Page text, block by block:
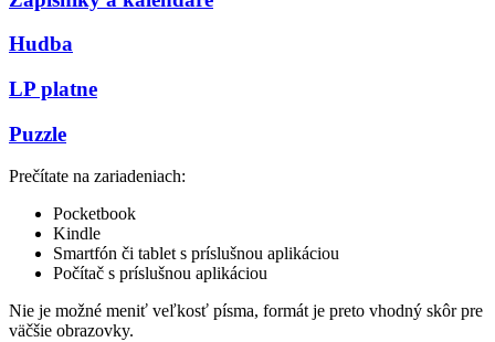
Hudba
LP platne
Puzzle
Prečítate na zariadeniach:
Pocketbook
Kindle
Smartfón či tablet s príslušnou aplikáciou
Počítač s príslušnou aplikáciou
Nie je možné meniť veľkosť písma, formát je preto vhodný skôr pre
väčšie obrazovky.